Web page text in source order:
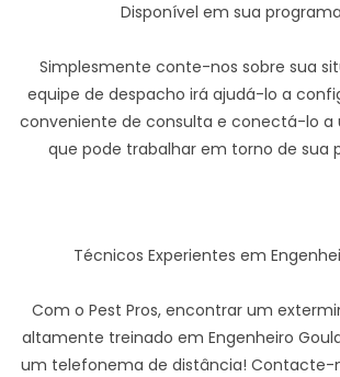
Disponível em sua
Simplesmente conte-nos sobre sua
equipe de despacho irá ajudá-lo a
conveniente de consulta e conectá-lo a
que pode trabalhar em torno de sua
Técnicos Experientes em
Com o Pest Pros, encontrar um
altamente treinado em Engenheiro
um telefonema de distância! Contacte-